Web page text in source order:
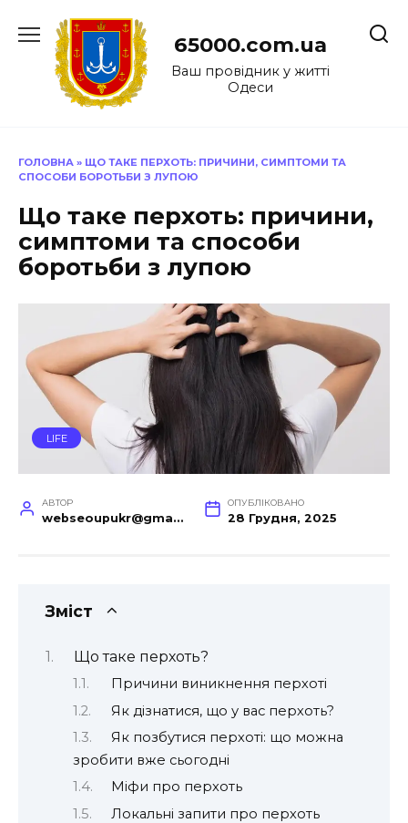
до
65000.com.ua
Ваш провідник у житті
Одеси
ГОЛОВНА » ЩО ТАКЕ ПЕРХОТЬ: ПРИЧИНИ, СИМПТОМИ ТА
СПОСОБИ БОРОТЬБИ З ЛУПОЮ
Що таке перхоть: причини,
симптоми та способи
боротьби з лупою
LIFE
АВТОР
webseoupukr@gmail.com
ОПУБЛІКОВАНО
28 Грудня, 2025
Зміст
Що таке перхоть?
Причини виникнення перхоті
Як дізнатися, що у вас перхоть?
Як позбутися перхоті: що можна
зробити вже сьогодні
Міфи про перхоть
Локальні запити про перхоть